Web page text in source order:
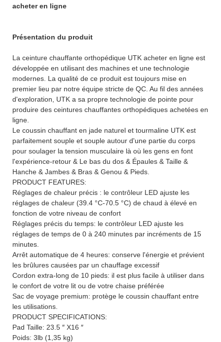
acheter en ligne
Présentation du produit
La ceinture chauffante orthopédique UTK acheter en ligne est
développée en utilisant des machines et une technologie
modernes. La qualité de ce produit est toujours mise en
premier lieu par notre équipe stricte de QC. Au fil des années
d'exploration, UTK a sa propre technologie de pointe pour
produire des ceintures chauffantes orthopédiques achetées en
ligne.
Le coussin chauffant en jade naturel et tourmaline UTK est
parfaitement souple et souple autour d'une partie du corps
pour soulager la tension musculaire là où les gens en font
l'expérience-retour & Le bas du dos & Épaules & Taille &
Hanche & Jambes & Bras & Genou & Pieds.
PRODUCT FEATURES:
Réglages de chaleur précis : le contrôleur LED ajuste les
réglages de chaleur (39.4 °C-70.5 °C) de chaud à élevé en
fonction de votre niveau de confort
Réglages précis du temps: le contrôleur LED ajuste les
réglages de temps de 0 à 240 minutes par incréments de 15
minutes.
Arrêt automatique de 4 heures: conserve l'énergie et prévient
les brûlures causées par un chauffage excessif
Cordon extra-long de 10 pieds: il est plus facile à utiliser dans
le confort de votre lit ou de votre chaise préférée
Sac de voyage premium: protège le coussin chauffant entre
les utilisations.
PRODUCT SPECIFICATIONS:
Pad Taille: 23.5 ″ X16 ″
Poids: 3lb (1,35 kg)